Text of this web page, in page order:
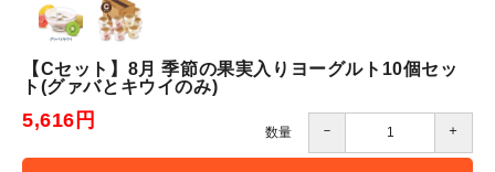
【Cセット】8月 季節の果実入りヨーグルト10個セッ
ト(グァバとキウイのみ)
5,616円
数量 － ＋